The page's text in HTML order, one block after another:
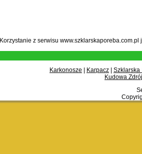
Korzystanie z serwisu
Karkonosze Karpacz
Szklarska
Kudowa